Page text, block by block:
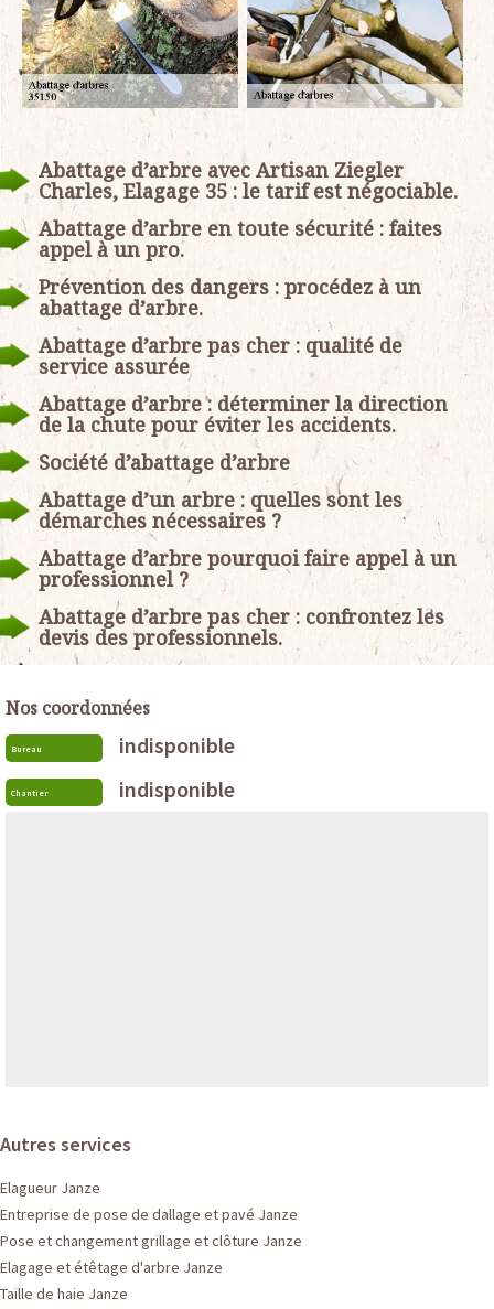
Abattage d’arbre avec Artisan Ziegler
Charles, Elagage 35 : le tarif est négociable.
Abattage d’arbre en toute sécurité : faites
appel à un pro.
Prévention des dangers : procédez à un
abattage d’arbre.
Abattage d’arbre pas cher : qualité de
service assurée
Abattage d’arbre : déterminer la direction
de la chute pour éviter les accidents.
Société d’abattage d’arbre
Abattage d’un arbre : quelles sont les
démarches nécessaires ?
Abattage d’arbre pourquoi faire appel à un
professionnel ?
Abattage d’arbre pas cher : confrontez les
devis des professionnels.
Nos coordonnées
Bureau indisponible
Chantier indisponible
Autres services
Elagueur Janze
Entreprise de pose de dallage et pavé Janze
Pose et changement grillage et clôture Janze
Elagage et étêtage d'arbre Janze
Taille de haie Janze